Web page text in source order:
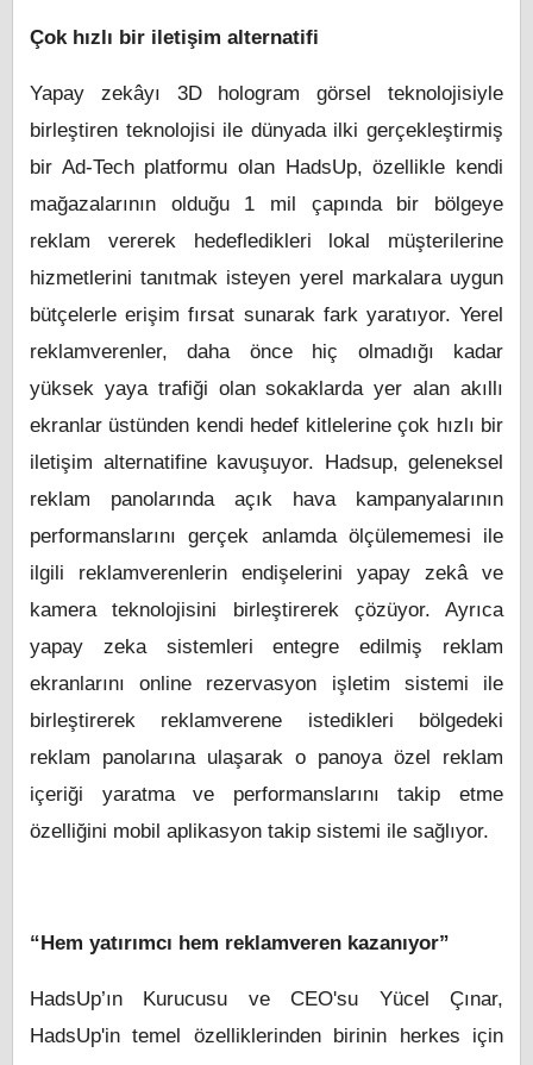
Çok hızlı bir iletişim alternatifi
Yapay zekâyı 3D hologram görsel teknolojisiyle
birleştiren teknolojisi ile dünyada ilki gerçekleştirmiş
bir Ad-Tech platformu olan HadsUp, özellikle kendi
mağazalarının olduğu 1 mil çapında bir bölgeye
reklam vererek hedefledikleri lokal müşterilerine
hizmetlerini tanıtmak isteyen yerel markalara uygun
bütçelerle erişim fırsat sunarak fark yaratıyor. Yerel
reklamverenler, daha önce hiç olmadığı kadar
yüksek yaya trafiği olan sokaklarda yer alan akıllı
ekranlar üstünden kendi hedef kitlelerine çok hızlı bir
iletişim alternatifine kavuşuyor. Hadsup, geleneksel
reklam panolarında açık hava kampanyalarının
performanslarını gerçek anlamda ölçülememesi ile
ilgili reklamverenlerin endişelerini yapay zekâ ve
kamera teknolojisini birleştirerek çözüyor. Ayrıca
yapay zeka sistemleri entegre edilmiş reklam
ekranlarını online rezervasyon işletim sistemi ile
birleştirerek reklamverene istedikleri bölgedeki
reklam panolarına ulaşarak o panoya özel reklam
içeriği yaratma ve performanslarını takip etme
özelliğini mobil aplikasyon takip sistemi ile sağlıyor.
“Hem yatırımcı hem reklamveren kazanıyor”
HadsUp’ın Kurucusu ve CEO'su Yücel Çınar,
HadsUp'in temel özelliklerinden birinin herkes için